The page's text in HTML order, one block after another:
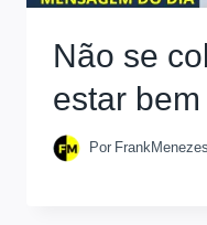
Não se
estar
Por FrankMenezes